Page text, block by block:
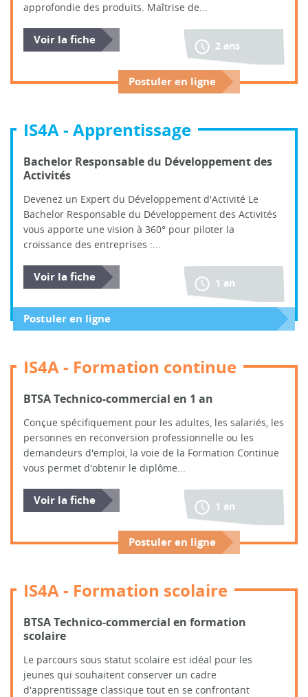
approfondie des produits. Maîtrise de...
Voir la fiche
Postuler en ligne
2 ans
IS4A - Apprentissage
Bachelor Responsable du Développement des
Activités
Devenez un Expert du Développement d'Activité Le
Bachelor Responsable du Développement des Activités
vous apporte une vision à 360° pour piloter la
croissance des entreprises :...
Voir la fiche
Postuler en ligne
1 an
IS4A - Formation continue
BTSA Technico-commercial en 1 an
Conçue spécifiquement pour les adultes, les salariés, les
personnes en reconversion professionnelle ou les
demandeurs d'emploi, la voie de la Formation Continue
vous permet d'obtenir le diplôme...
Voir la fiche
Postuler en ligne
1 an
IS4A - Formation scolaire
BTSA Technico-commercial en formation
scolaire
Le parcours sous statut scolaire est idéal pour les
jeunes qui souhaitent conserver un cadre
d'apprentissage classique tout en se confrontant